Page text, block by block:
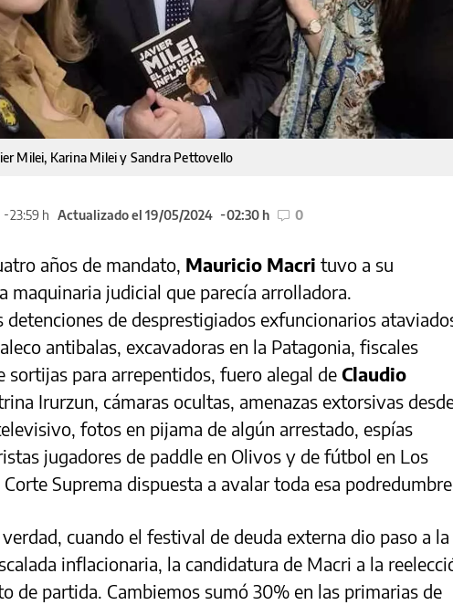
Milei, Karina Milei y Sandra Pettovello
23:59 h Actualizado el 19/05/2024 02:30 h 0
años de mandato, Mauricio Macri tuvo a su
maquinaria judicial que parecía arrolladora.
detenciones de desprestigiados exfuncionarios
antibalas, excavadoras en la Patagonia, fiscales
sortijas para arrepentidos, fuero alegal de Claudio
Irurzun, cámaras ocultas, amenazas extorsivas
fotos en pijama de algún arrestado, espías
jugadores de paddle en Olivos y de fútbol en Los
Suprema dispuesta a avalar toda esa
cuando el festival de deuda externa dio paso a la
inflacionaria, la candidatura de Macri a la
de partida. Cambiemos sumó 30% en las primarias de